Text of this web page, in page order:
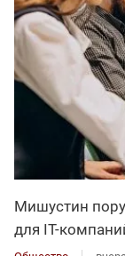
Мишустин
для IT-